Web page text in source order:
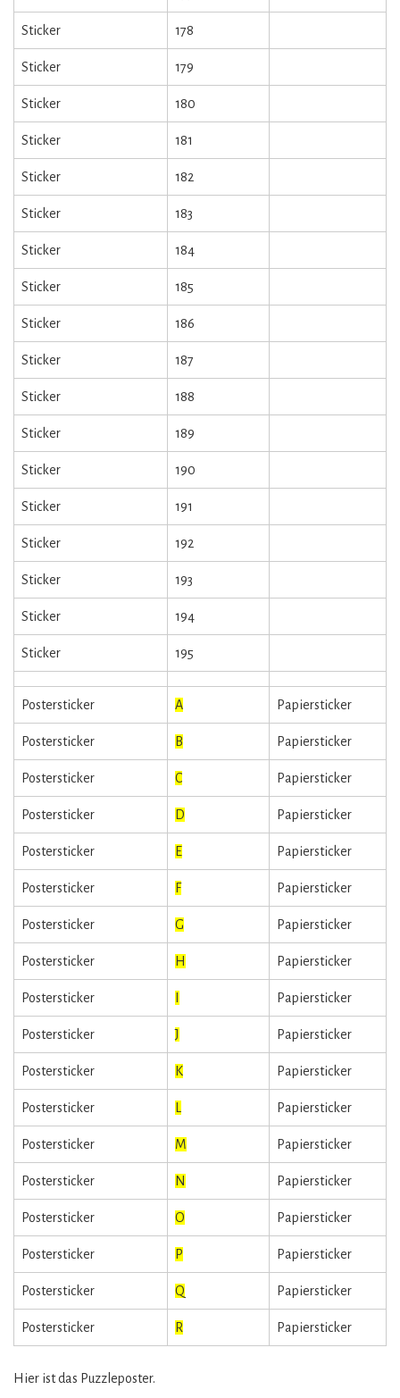
Sticker 178
Sticker 179
Sticker 180
Sticker 181
Sticker 182
Sticker 183
Sticker 184
Sticker 185
Sticker 186
Sticker 187
Sticker 188
Sticker 189
Sticker 190
Sticker 191
Sticker 192
Sticker 193
Sticker 194
Sticker 195
Postersticker A Papiersticker
Postersticker B Papiersticker
Postersticker C Papiersticker
Postersticker D Papiersticker
Postersticker E Papiersticker
Postersticker F Papiersticker
Postersticker G Papiersticker
Postersticker H Papiersticker
Postersticker Papiersticker
Postersticker J Papiersticker
Postersticker K Papiersticker
Postersticker Papiersticker
Postersticker M Papiersticker
Postersticker N Papiersticker
Postersticker O Papiersticker
Postersticker P Papiersticker
Postersticker Q Papiersticker
Postersticker R Papiersticker
Hier ist das Puzzleposter.